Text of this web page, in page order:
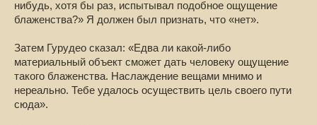
нибудь, хотя бы раз, испытывал подобное ощущение
блаженства?» Я должен был признать, что «нет».
Затем Гурудео сказал: «Едва ли какой-либо
материальный объект сможет дать человеку ощущение
такого блаженства. Наслаждение вещами мнимо и
нереально. Тебе удалось осуществить цель своего пути
сюда».